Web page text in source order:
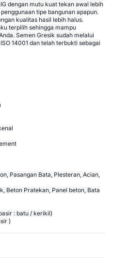
dengan mutu kuat tekan awal lebih
tipe bangunan apapun.
kualitas hasil lebih halus.
terpilih sehingga mampu
Semen Gresik sudah melalui
14001 dan telah terbukti sebagai
Pasangan Bata, Plesteran, Acian,
Beton Pratekan, Panel beton, Bata
: batu / kerikil)
)